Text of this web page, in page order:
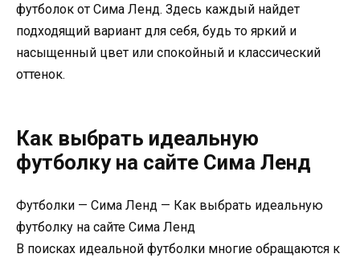
футболок от Сима Ленд. Здесь каждый найдет
подходящий вариант для себя, будь то яркий и
насыщенный цвет или спокойный и классический
оттенок.
Как выбрать идеальную
футболку на сайте Сима Ленд
Футболки — Сима Ленд — Как выбрать идеальную
футболку на сайте Сима Ленд
В поисках идеальной футболки многие обращаются к